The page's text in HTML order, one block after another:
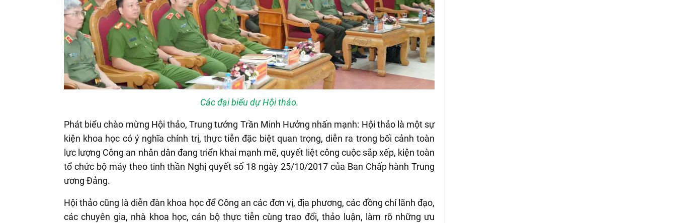
Các đại biểu dự Hội thảo.
Phát biểu chào mừng Hội thảo, Trung tướng Trần Minh Hưởng nhấn mạnh: Hội thảo là một sự
kiện khoa học có ý nghĩa chính trị, thực tiễn đặc biệt quan trọng, diễn ra trong bối cảnh toàn
lực lượng Công an nhân dân đang triển khai mạnh mẽ, quyết liệt công cuộc sắp xếp, kiện toàn
tổ chức bộ máy theo tinh thần Nghị quyết số 18 ngày 25/10/2017 của Ban Chấp hành Trung
ương Đảng.
Hội thảo cũng là diễn đàn khoa học để Công an các đơn vị, địa phương, các đồng chí lãnh đạo,
các chuyên gia, nhà khoa học, cán bộ thực tiễn cùng trao đổi, thảo luận, làm rõ những ưu